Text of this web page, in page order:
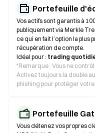
Portefeuille
Vos actifs sont garantis à
publiquement via Merkle
ce qui en fait l’option la plus
récupération de compte.
Idéal pour : trading
*Remarque : Vous ne
Activez toujours la double
phishing pour protéger
Portefeuille
Vous détenez vos propres